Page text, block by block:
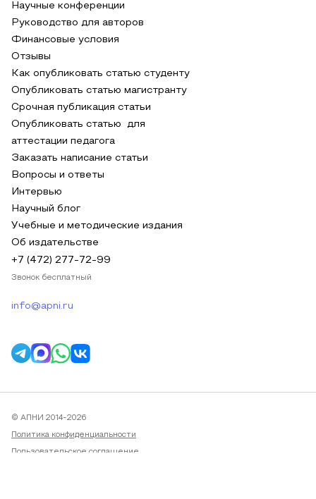
Научные конференции
Руководство для авторов
Финансовые условия
Отзывы
Как опубликовать статью студенту
Опубликовать статью магистранту
Срочная публикация статьи
Опубликовать статью для
аттестации педагога
Заказать написание статьи
Вопросы и ответы
Интервью
Научный блог
Учебные и методические издания
Об издательстве
+7 (472) 277-72-99
Звонок бесплатный
info@apni.ru
© АПНИ 2014-2026
Политика конфиденциальности
Пользовательское соглашение